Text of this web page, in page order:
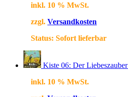
inkl. 10 % MwSt.
zzgl. Versandkosten
Status: Sofort lieferbar
Kiste 06: Der Liebeszauber
inkl. 10 % MwSt.